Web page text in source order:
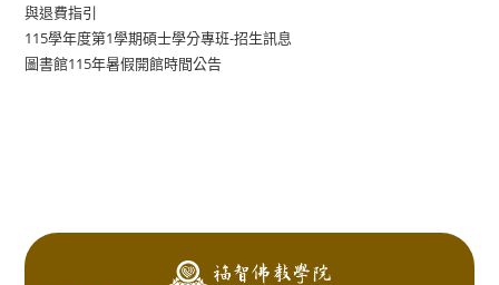
與退費指引
115學年度第1學期碩士學分專班-招生訊息
圖書館115年暑假開館時間公告